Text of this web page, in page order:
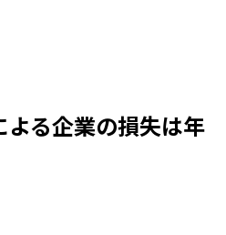
よる企業の損失は年